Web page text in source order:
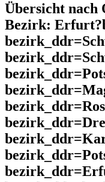
Übersicht
Bezirk: